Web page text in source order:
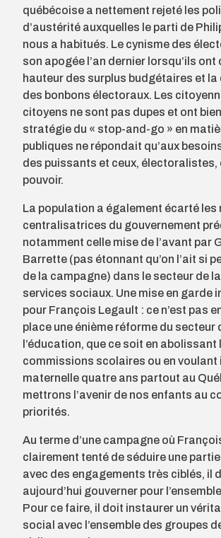
québécoise a nettement rejeté les
d’austérité auxquelles le parti de
nous a habitués. Le cynisme des
son apogée l’an dernier lorsqu’ils
hauteur des surplus budgétaires et
des bonbons électoraux. Les
citoyens ne sont pas dupes et ont
stratégie du « stop-and-go » en
publiques ne répondait qu’aux
des puissants et ceux, électoralistes,
pouvoir.
La population a également écarté les
centralisatrices du gouvernement
notamment celle mise de l’avant par
Barrette (pas étonnant qu’on l’ait si
de la campagne) dans le secteur de
services sociaux. Une mise en garde
pour François Legault : ce n’est pas
place une énième réforme du secteur
l’éducation, que ce soit en abolissant
commissions scolaires ou en voulant
maternelle quatre ans partout au
mettrons l’avenir de nos enfants au
priorités.
Au terme d’une campagne où
clairement tenté de séduire une
avec des engagements très ciblés, il
aujourd’hui gouverner pour
Pour ce faire, il doit instaurer un
social avec l’ensemble des groupes